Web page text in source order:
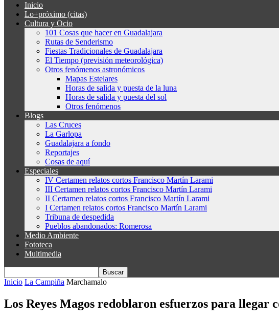
Inicio
Lo+próximo (citas)
Cultura y Ocio
101 Cosas que hacer en Guadalajara
Rutas de Senderismo
Fiestas Tradicionales de Guadalajara
El Tiempo (previsión meteorológica)
Otros fenómenos astronómicos
Mapas Estelares
Horas de salida y puesta de la luna
Horas de salida y puesta del sol
Otros fenómenos
Blogs
Las Cruces
La Garlopa
Guadalajara a fondo
Reportajes
Cosas de aquí
Especiales
IV Certamen relatos cortos Francisco Martín Larami
III Certamen relatos cortos Francisco Martín Larami
II Certamen relatos cortos Francisco Martín Larami
I Certamen relatos cortos Francisco Martín Larami
Tribuna de despedida
Pueblos abandonados: Romerosa
Medio Ambiente
Fototeca
Multimedia
Inicio La Campiña Marchamalo
Los Reyes Magos redoblaron esfuerzos para llegar